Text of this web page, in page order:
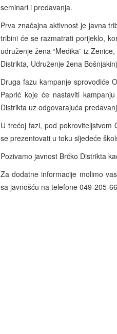
seminari i predavanja.
Prva značajna aktivnost je javna
tribini će se razmatrati porijeklo,
udruženje žena “Medika” iz
Distrikta, Udruženje žena
Druga fazu kampanje sprovodiće
Paprić koje će nastaviti
Distrikta uz odgovarajuća
U trećoj fazi, pod pokroviteljstvom
se prezentovati u toku sljedeće
Pozivamo javnost Brčko Distrikta
Za dodatne informacije molimo
sa javnošću na telefone 049-205-